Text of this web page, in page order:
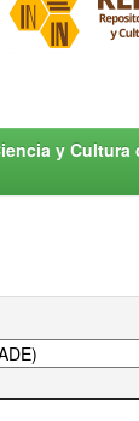
y Cultura